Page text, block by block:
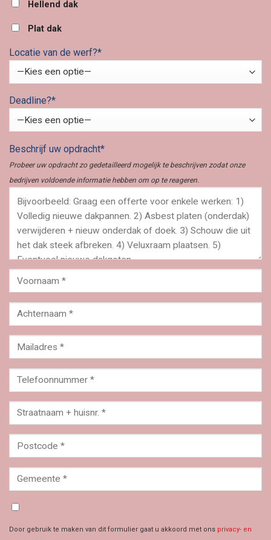
Hellend dak
Plat dak
Locatie van de werf?*
Deadline?*
Beschrijf uw opdracht*
Probeer uw opdracht zo gedetailleerd mogelijk te beschrijven zodat onze
bedrijven voldoende informatie hebben om op te reageren.
Door gebruik te maken van dit formulier gaat u akkoord met ons privacy- en